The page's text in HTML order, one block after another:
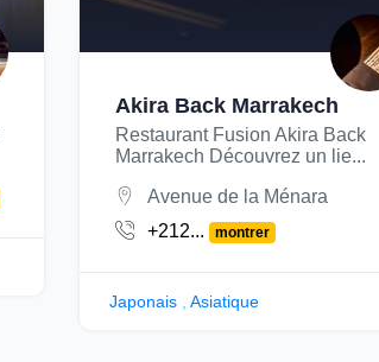
Akira Back Marrakech
Restaurant Fusion Akira Back
Marrakech Découvrez un lie...
Avenue de la Ménara
+212...
montrer
Japonais Asiatique